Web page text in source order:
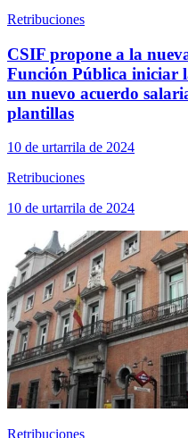
Retribuciones
CSIF propone a la
Función Pública iniciar
un nuevo acuerdo
plantillas
10 de urtarrila de 2024
Retribuciones
10 de urtarrila de 2024
Retribuciones